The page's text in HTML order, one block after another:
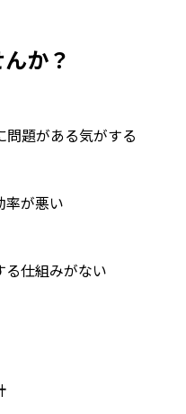
か？
問題がある気がする
率が悪い
る仕組みがない